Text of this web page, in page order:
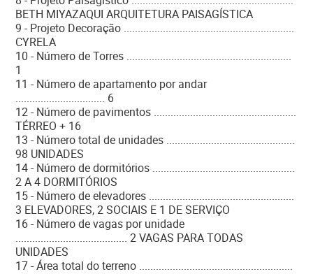
BETH MIYAZAQUI ARQUITETURA PAISAGÍSTICA
9 - Projeto Decoração .............................................................
CYRELA
10 - Número de Torres ...........................................................
1
11 - Número de apartamento por andar
................................ 6
12 - Número de pavimentos ...................................................
TÉRREO + 16
13 - Número total de unidades ..............................................
98 UNIDADES
14 - Número de dormitórios ...................................................
2 A 4 DORMITÓRIOS
15 - Número de elevadores ....................................................
3 ELEVADORES, 2 SOCIAIS E 1 DE SERVIÇO
16 - Número de vagas por unidade
........................................ 2 VAGAS PARA TODAS
UNIDADES
17 - Área total do terreno .......................................................